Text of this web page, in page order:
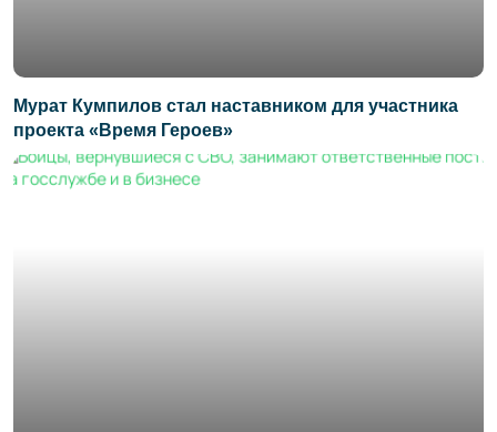
Мурат Кумпилов стал наставником для участника
проекта «Время Героев»